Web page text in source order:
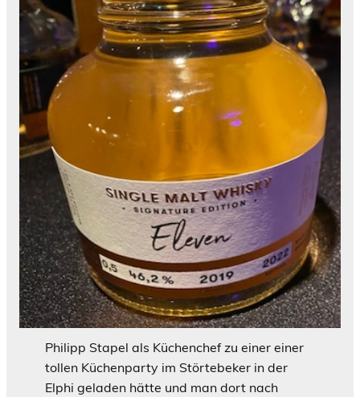
Philipp Stapel als Küchenchef zu einer einer
tollen Küchenparty im Störtebeker in der
Elphi geladen hätte und man dort nach